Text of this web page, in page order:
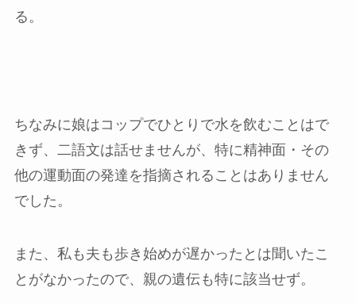
る。
ちなみに娘はコップでひとりで水を飲むことはで
きず、二語文は話せませんが、特に精神面・その
他の運動面の発達を指摘されることはありません
でした。
また、私も夫も歩き始めが遅かったとは聞いたこ
とがなかったので、親の遺伝も特に該当せず。